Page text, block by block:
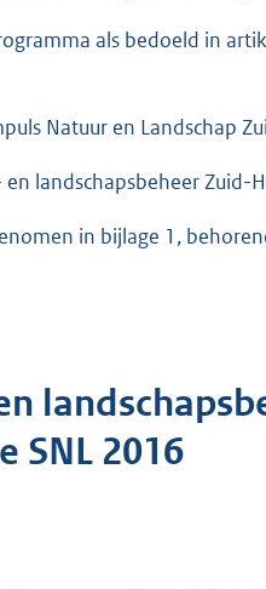
als bedoeld in
Natuur en Landschap
en landschapsbeheer Zuid-
in bijlage 1,
SNL 2016